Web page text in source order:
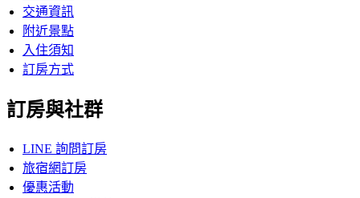
交通資訊
附近景點
入住須知
訂房方式
訂房與社群
LINE 詢問訂房
旅宿網訂房
優惠活動